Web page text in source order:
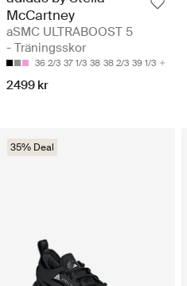
McCartney
aSMC ULTRABOOST 5
- Träningsskor
36 2/3 37 1/3 38 38 2/3 39 1/3
2499 kr
35% Deal